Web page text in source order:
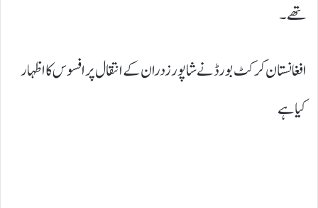
تھے۔
افغانستان کرکٹ بورڈ نے شاپور زدران کے انتقال پر افسوس کا اظہار
کیا ہے